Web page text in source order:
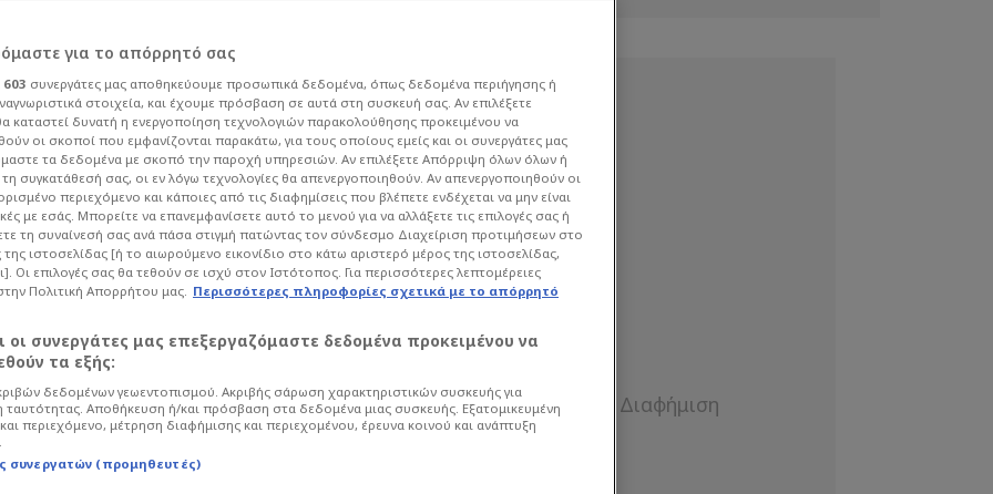
στον ΠΑΟΚ θα
Europe Cup
στο Μπιλμπάο, αλλά αυτό δεν
που έρχεται.
για το απόρρητό σας
603 συνεργάτες μας αποθηκεύουμε προσωπικά δεδομένα, όπως δεδομένα περιήγησης ή
στοιχεία, και έχουμε πρόσβαση σε αυτά στη συσκευή σας. Αν επιλέξετε
καταστεί δυνατή η ενεργοποίηση τεχνολογιών παρακολούθησης προκειμένου να
οι σκοποί που εμφανίζονται παρακάτω, για τους οποίους εμείς και οι συνεργάτες μας
τα δεδομένα με σκοπό την παροχή υπηρεσιών. Αν επιλέξετε Απόρριψη όλων όλων ή
συγκατάθεσή σας, οι εν λόγω τεχνολογίες θα απενεργοποιηθούν. Αν απενεργοποιηθούν οι
περιεχόμενο και κάποιες από τις διαφημίσεις που βλέπετε ενδέχεται να μην είναι
με εσάς. Μπορείτε να επανεμφανίσετε αυτό το μενού για να αλλάξετε τις επιλογές σας ή
τη συναίνεσή σας ανά πάσα στιγμή πατώντας τον σύνδεσμο Διαχείριση προτιμήσεων στο
ιστοσελίδας [ή το αιωρούμενο εικονίδιο στο κάτω αριστερό μέρος της ιστοσελίδας,
Οι επιλογές σας θα τεθούν σε ισχύ στον Ιστότοπος. Για περισσότερες λεπτομέρειες
Πολιτική Απορρήτου μας. Περισσότερες πληροφορίες σχετικά με το απόρρητό
οι συνεργάτες μας επεξεργαζόμαστε δεδομένα προκειμένου να
τα εξής:
δεδομένων γεωεντοπισμού. Ακριβής σάρωση χαρακτηριστικών συσκευής για
ταυτότητας. Αποθήκευση ή/και πρόσβαση στα δεδομένα μιας συσκευής. Εξατομικευμένη
περιεχόμενο, μέτρηση διαφήμισης και περιεχομένου, έρευνα κοινού και ανάπτυξη
συνεργατών (προμηθευτές)